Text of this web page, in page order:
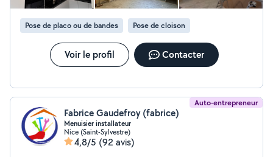
Pose de placo ou de bandes Pose de cloison
Voir le profil Contacter
Auto-entrepreneur
Fabrice Gaudefroy (fabrice)
Menuisier installateur
Nice (Saint-Sylvestre)
4,8/5 (92 avis)